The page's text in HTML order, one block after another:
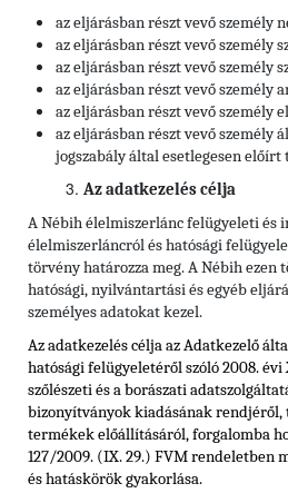
az eljárásban részt vevő személy
az eljárásban részt vevő személy
az eljárásban részt vevő személy
az eljárásban részt vevő személy
az eljárásban részt vevő személy
az eljárásban részt vevő személy
jogszabály által esetlegesen előírt
Az adatkezelés célja
A Nébih élelmiszerlánc felügyeleti és
élelmiszerláncról és hatósági
törvény határozza meg. A Nébih
hatósági, nyilvántartási és egyéb
személyes adatokat kezel.
Az adatkezelés célja az Adatkezelő
hatósági felügyeletéről szóló 2008.
szőlészeti és a borászati
bizonyítványok kiadásának rendjéről,
termékek előállításáról, forgalomba
127/2009. (IX. 29.) FVM rendeletben
és hatáskörök gyakorlása.